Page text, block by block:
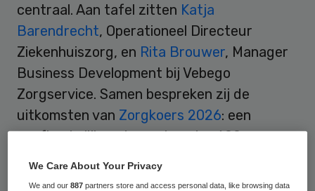
centraal. Aan tafel zitten Katja
Barendrecht, Operationeel Directeur
Ziekenhuiszorg, en Rita Brouwer, Manager
Business Development bij Vebego
Zorgservice. Samen bespreken zij de
uitkomsten van Zorgkoers 2026: een
onafhankelijk onderzoek onder 600
zorg.
We Care About Your Privacy
We and our887 partners store and access personal data, like browsing data